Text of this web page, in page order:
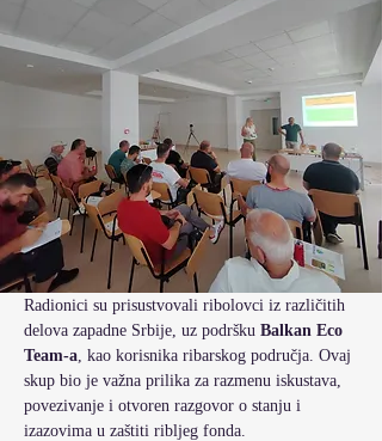
Radionici su prisustvovali ribolovci iz različitih
delova zapadne Srbije, uz podršku Balkan Eco
Team-a, kao korisnika ribarskog područja. Ovaj
skup bio je važna prilika za razmenu iskustava,
povezivanje i otvoren razgovor o stanju i
izazovima u zaštiti ribljeg fonda.